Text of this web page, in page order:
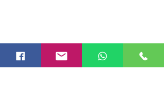
correspondientes del año en
curso. Si requiere consultar una
constancia de años anteriores, le